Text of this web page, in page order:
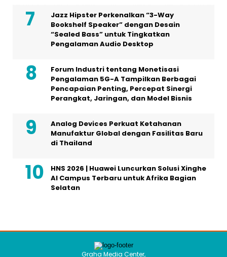
Jazz Hipster Perkenalkan “3-Way
Bookshelf Speaker” dengan Desain
“Sealed Bass” untuk Tingkatkan
Pengalaman Audio Desktop
Forum Industri tentang Monetisasi
Pengalaman 5G-A Tampilkan Berbagai
Pencapaian Penting, Percepat Sinergi
Perangkat, Jaringan, dan Model Bisnis
Analog Devices Perkuat Ketahanan
Manufaktur Global dengan Fasilitas Baru
di Thailand
HNS 2026 | Huawei Luncurkan Solusi Xinghe
AI Campus Terbaru untuk Afrika Bagian
Selatan
Graha Media Center,